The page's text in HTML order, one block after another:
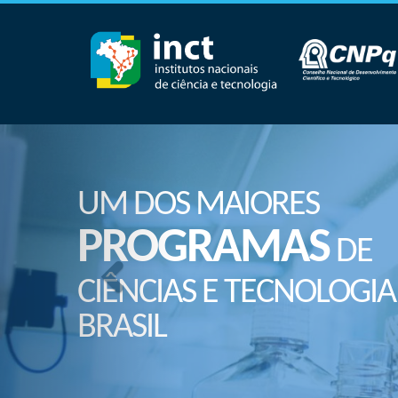
UM DOS MAIORES
PROGRAMASDE
CIÊNCIAS E
BRASIL